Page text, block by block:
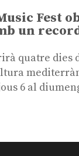
Fest
un
quatre dies
6 al